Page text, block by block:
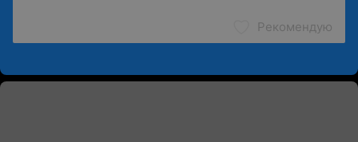
Рекомендую